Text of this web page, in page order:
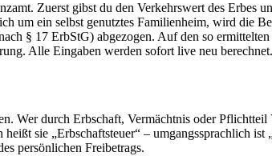
Zuerst gibst du den Verkehrswert des Erbes
um ein selbst genutztes Familienheim, wird die
§ 17 ErbStG) abgezogen. Auf den so
Alle Eingaben werden sofort live neu berechnet.
Wer durch Erbschaft, Vermächtnis oder
heißt sie „Erbschaftsteuer“ – umgangssprachlich
persönlichen Freibetrags.